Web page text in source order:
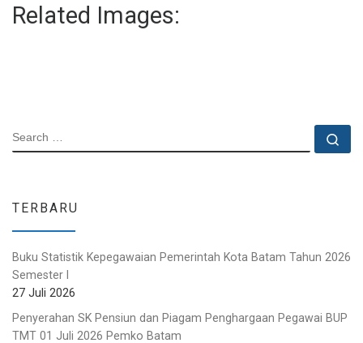
Related Images:
SEARCH
TERBARU
Buku Statistik Kepegawaian Pemerintah Kota Batam Tahun 2026
Semester I
27 Juli 2026
Penyerahan SK Pensiun dan Piagam Penghargaan Pegawai BUP
TMT 01 Juli 2026 Pemko Batam